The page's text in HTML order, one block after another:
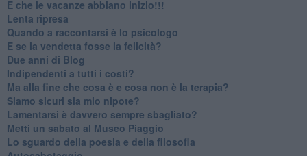
​E che le vacanze abbiano inizio!!!
​Lenta ripresa
​Quando a raccontarsi è lo psicologo
​E se la vendetta fosse la felicità?
​Due anni di Blog
​Indipendenti a tutti i costi?
​Ma alla fine che cosa è e cosa non è la terapia?
​Siamo sicuri sia mio nipote?
​Lamentarsi è davvero sempre sbagliato?
​Metti un sabato al Museo Piaggio
​Lo sguardo della poesia e della filosofia